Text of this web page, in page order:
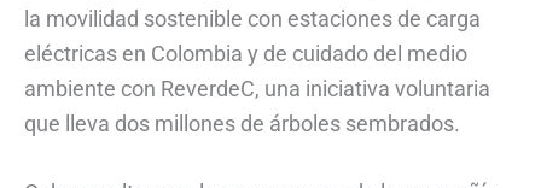
la movilidad sostenible con estaciones de carga
eléctricas en Colombia y de cuidado del medio
ambiente con ReverdeC, una iniciativa voluntaria
que lleva dos millones de árboles sembrados.